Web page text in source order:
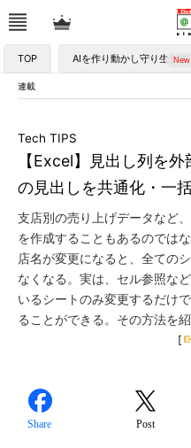
TOP AIを作り動かし守り生かす
連載
【Excel】見出し列を
の見出しを共通化・一
Tech TIPS
支店別の売り上げデータなど
を作成することもあるのでは
店名が変更になると、全ての
なくなる。実は、セル参照な
いるシートのみ変更するだけ
ることができる。その方法を紹
[
Share Post